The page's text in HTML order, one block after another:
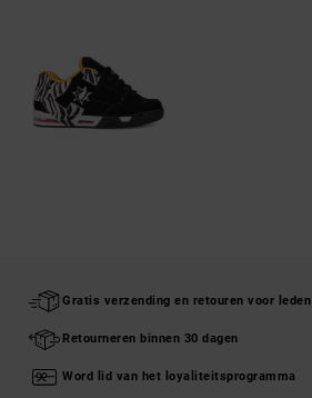
Gratis verzending en retouren voor leden
Retourneren binnen 30 dagen
Word lid van het loyaliteitsprogramma